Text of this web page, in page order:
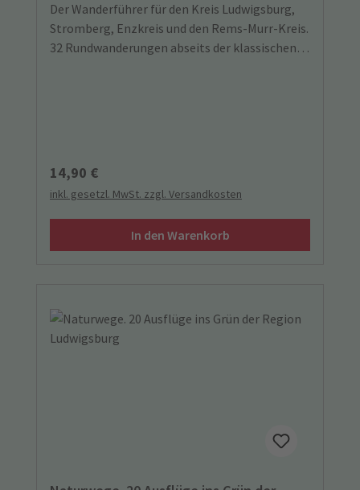
Der Wanderführer für den Kreis Ludwigsburg,
Stromberg, Enzkreis und den Rems-Murr-Kreis.
32 Rundwanderungen abseits der klassischen
Regulärer Preis:
14,90 €
inkl. gesetzl. MwSt. zzgl. Versandkosten
In den Warenkorb